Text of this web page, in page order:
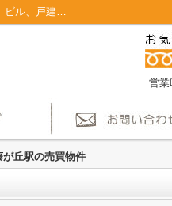
藤が丘駅のマンション、戸建、土地、投資マンション、アパート(棟)、マンション(棟)、ビル、戸建、店舗事務所、その他、土地一覧｜仲介手数料無料！名古屋市で新築戸建てを探すならAplace
営業
が丘駅の売買物件